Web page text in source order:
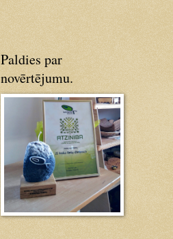
Paldies par
novērtējumu.